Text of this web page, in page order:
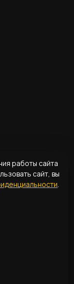
работы сайта
сайт, вы
.